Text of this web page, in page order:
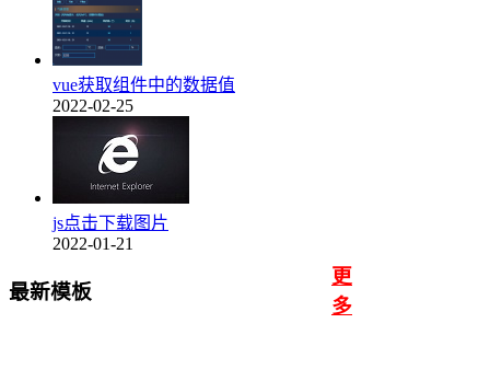
vue获取组件中的数据值
2022-02-25
js点击下载图片
2022-01-21
最新模板
更
多